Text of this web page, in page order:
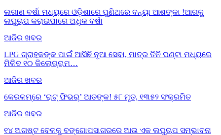
ଲଗାଣ ବର୍ଷା ମଧ୍ୟରେ ଓଡ଼ିଶାରେ ପୁଣିଥରେ ବନ୍ୟା ଆଶଙ୍କା !ଆଗକୁ
ଲଘୁଚାପ କରାଇପାରେ ଅଧିକ ବର୍ଷା
ଆଜିର ଖବର
LPG ଗ୍ରାହକଙ୍କ ପାଇଁ ଆସିଛି ନୂଆ ସେବା, ମାତ୍ର ତିନି ଘଣ୍ଟା ମଧ୍ୟରେ
ମିଳିବ ୧୦ କିଲୋଗ୍ରାମ…
ଆଜିର ଖବର
କେରଳମ୍‌ରେ ‘ରାଟ୍ ଫିଭର୍’ ଆତଙ୍କ! ୫୮ ମୃତ, ୧୩୫୨ ସଂକ୍ରମିତ
ଆଜିର ଖବର
୧୪ ଅଗଷ୍ଟ ବେଳକୁ ବଙ୍ଗୋପସାଗରରେ ଆଉ ଏକ ଲଘୁଚାପ ସମ୍ଭାବନା